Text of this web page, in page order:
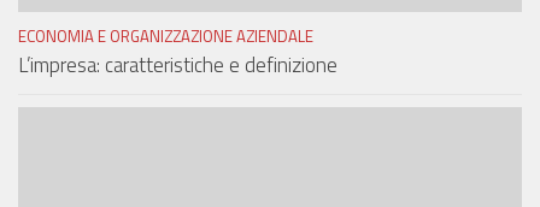
ECONOMIA E ORGANIZZAZIONE AZIENDALE
L’impresa: caratteristiche e definizione